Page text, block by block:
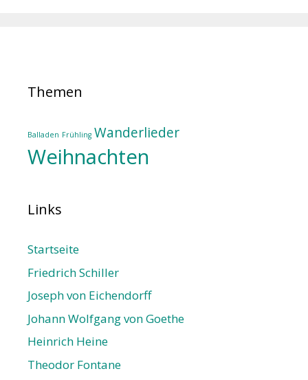
Themen
Balladen Frühling Wanderlieder
Weihnachten
Links
Startseite
Friedrich Schiller
Joseph von Eichendorff
Johann Wolfgang von Goethe
Heinrich Heine
Theodor Fontane